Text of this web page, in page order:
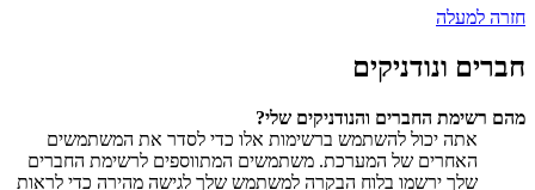
חזרה למעלה
חברים ונודניקים
מהם רשימת החברים והנודניקים שלי?
אתה יכול להשתמש ברשימות אלו כדי לסדר את המשתמשים
האחרים של המערכת. משתמשים המתווספים לרשימת החברים
שלך ירשמו בלוח הבקרה למשתמש שלך לגישה מהירה כדי לראות